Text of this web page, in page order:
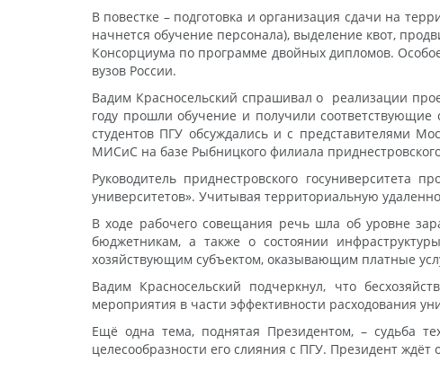
В повестке – подготовка и организация сдачи на
начнется обучение персонала), выделение квот,
Консорциума по программе двойных дипломов.
вузов России.
Вадим Красносельский спрашивал о реализации
году прошли обучение и получили
студентов ПГУ обсуждались и с представителями
МИСиС на базе Рыбницкого филиала
Руководитель приднестровского
университетов». Учитывая территориальную
В ходе рабочего совещания речь шла об уровне
бюджетникам, а также о состоянии
хозяйствующим субъектом, оказывающим платные
Вадим Красносельский подчеркнул, что
мероприятия в части эффективности расходования
Ещё одна тема, поднятая Президентом, – судьба
целесообразности его слияния с ПГУ. Президент